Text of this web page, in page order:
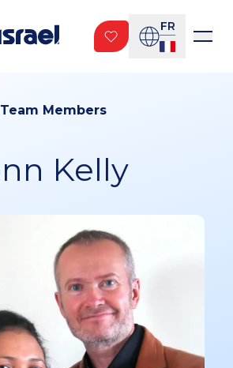
FR
Members
Kelly